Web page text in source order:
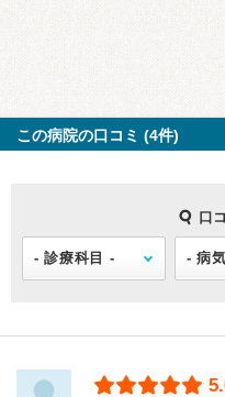
この病院の口コミ (4件)
口